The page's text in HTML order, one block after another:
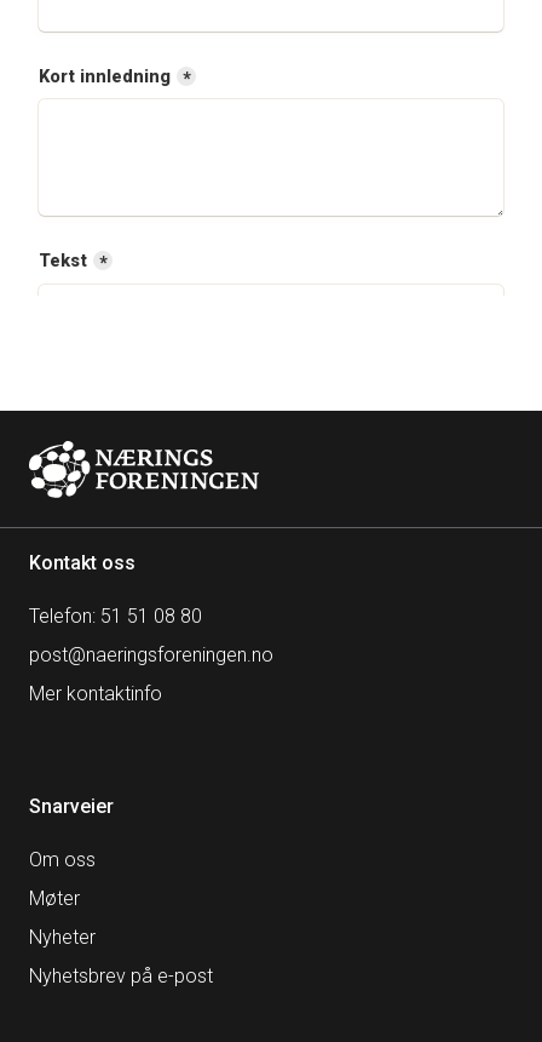
Kontakt oss
Telefon: 51 51 08 80
post@naeringsforeningen.no
Mer kontaktinfo
Snarveier
Om oss
Møter
Nyheter
Nyhetsbrev på e-post